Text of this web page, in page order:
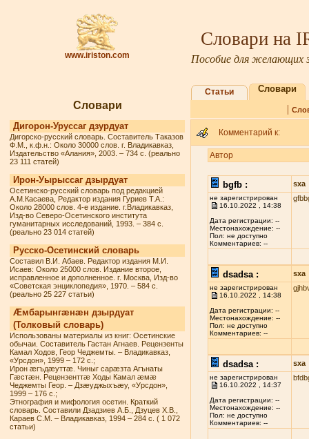
www.iriston.com
Словари на
Пособие для желающих
Словари
Дигорон-Уруссаг дзурдуат
Дигорско-русский словарь. Составитель Таказов
Ф.М., к.ф.н.: Около 30000 слов. г. Владикавказ,
Издательство «Алания», 2003. – 734 с. (реально
23 111 статей)
Ирон-Уырыссаг дзырдуат
Осетинско-русский словарь под редакцией
А.М.Касаева, Редактор издания Гуриев Т.А.:
Около 28000 слов. 4-е издание. г.Владикавказ,
Изд-во Северо-Осетинского института
гуманитарных исследований, 1993. – 384 с.
(реально 23 014 статей)
Русско-Осетинский словарь
Составил В.И. Абаев. Редактор издания М.И.
Исаев: Около 25000 слов. Издание второе,
исправленное и дополненное. г. Москва, Изд-во
«Советская энциклопедия», 1970. – 584 с.
(реально 25 227 статьи)
Æмбарынгæнæн дзырдуат
(Толковый словарь)
Использованы материалы из книг: Осетинские
обычаи. Составитель Гастан Агнаев. Рецензенты
Камал Ходов, Геор Чеджемты. – Владикавказ,
«Урсдон», 1999 – 172 с.;
Ирон æгъдæуттæ. Чиныг сарæзта Агънаты
Гæстæн. Рецензенттæ Ходы Камал æмæ
Чеджемты Геор. – Дзæуджыхъæу, «Урсдон»,
1999 – 176 с.;
Этнография и мифология осетин. Краткий
словарь. Составили Дзадзиев А.Б., Дзуцев Х.В.,
Караев С.М. – Владикавказ, 1994 – 284 с. ( 1 072
статьи)
Статьи Словари
|
Комментарий к:
Автор
bgfb :
sxa
не зарегистрирован
16.10.2022 , 14:38
Дата регистрации: --
Местонахождение: --
Пол: не доступно
Комментариев: --
dsadsa : sxa
не зарегистрирован
16.10.2022 , 14:38
Дата регистрации: --
Местонахождение: --
Пол: не доступно
Комментариев: --
dsadsa : sxa
не зарегистрирован
16.10.2022 , 14:37
Дата регистрации: --
Местонахождение: --
Пол: не доступно
Комментариев: --